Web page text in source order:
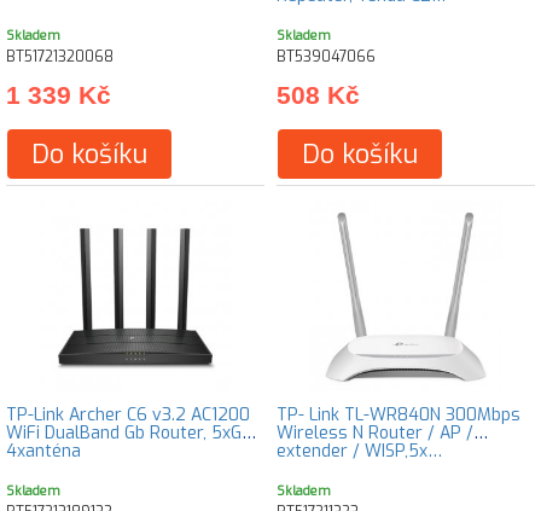
Skladem
BT51721320068
1 339 Kč
Do košíku
Skladem
BT539047066
508 Kč
Do košíku
TP-Link Archer C6 v3.2 AC1200
WiFi DualBand Gb Router, 5xGb,
4xanténa
Skladem
TP- Link TL-WR840N 300Mbps
Wireless N Router / AP /
extender / WISP,5x…
Skladem